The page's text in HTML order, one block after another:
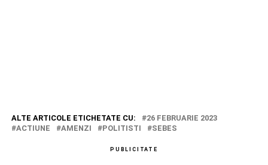
ALTE ARTICOLE ETICHETATE CU:
26 FEBRUARIE 2023
ACTIUNE
AMENZI POLITISTI SEBES
PUBLICITATE